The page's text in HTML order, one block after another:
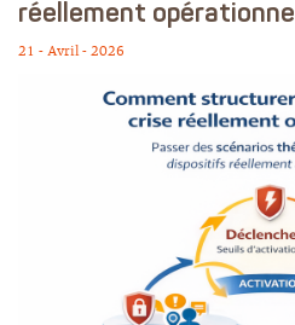
réellement opérationnel
21 - Avril - 2026